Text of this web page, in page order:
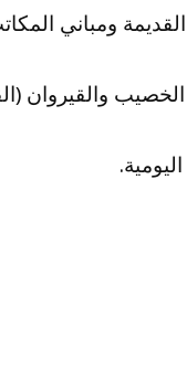
ومباني
والقيروان